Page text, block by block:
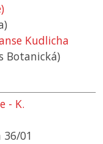
Kudlicha
Botanická)
- K.
01